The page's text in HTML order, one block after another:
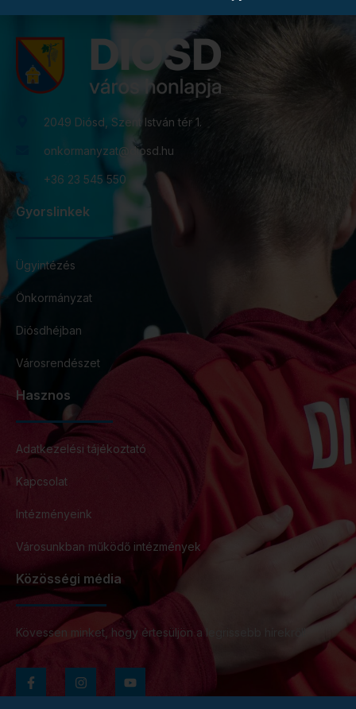
2049 Diósd, Szent István tér 1.
onkormanyzat@diosd.hu
+36 23 545 550
Gyorslinkek
Ügyintézés
Önkormányzat
Diósdhéjban
Városrendészet
Hasznos
Adatkezelési tájékoztató
Kapcsolat
Intézményeink
Városunkban működő intézmények
Közösségi média
Kövessen minket, hogy értesüljön a legrissebb hírekről!